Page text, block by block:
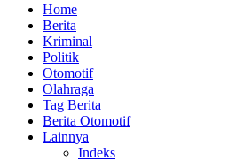
Home
Berita
Kriminal
Politik
Otomotif
Olahraga
Tag Berita
Berita Otomotif
Lainnya
Indeks